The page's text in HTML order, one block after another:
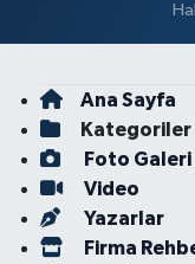
Ana Sayfa
Kategoriler
Foto Galeri
Video
Yazarlar
Firma